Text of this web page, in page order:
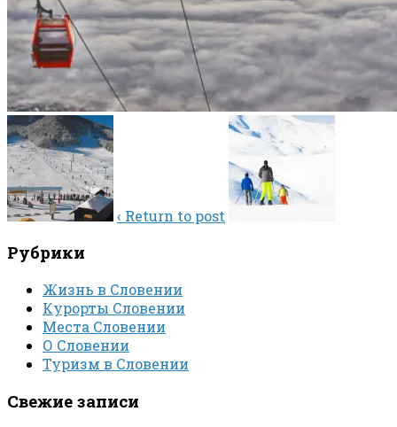
‹ Return to post
Рубрики
Жизнь в Словении
Курорты Словении
Места Словении
О Словении
Туризм в Словении
Свежие записи